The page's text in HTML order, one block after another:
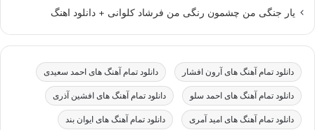
یار جنگی من چشمون رنگی من فرشاد کلوانی + دانلود اهنگ
دانلود تمام آهنگ های آرون افشار دانلود تمام آهنگ های احمد سعیدی
دانلود تمام آهنگ های احمد سلو دانلود تمام آهنگ های افشین آذری
دانلود تمام آهنگ های امید آمری دانلود تمام آهنگ های ایوان بند